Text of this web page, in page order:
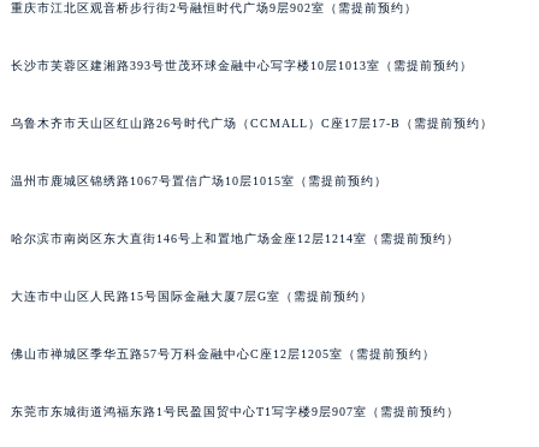
重庆市江北区观音桥步行街2号融恒时代广场9层902室（需提前预约）
长沙市芙蓉区建湘路393号世茂环球金融中心写字楼10层1013室（需提前预约）
乌鲁木齐市天山区红山路26号时代广场（CCMALL）C座17层17-B（需提前预约）
温州市鹿城区锦绣路1067号置信广场10层1015室（需提前预约）
哈尔滨市南岗区东大直街146号上和置地广场金座12层1214室（需提前预约）
大连市中山区人民路15号国际金融大厦7层G室（需提前预约）
佛山市禅城区季华五路57号万科金融中心C座12层1205室（需提前预约）
东莞市东城街道鸿福东路1号民盈国贸中心T1写字楼9层907室（需提前预约）